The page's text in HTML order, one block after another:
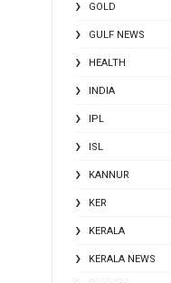
GOLD
GULF NEWS
HEALTH
INDIA
IPL
ISL
KANNUR
KER
KERALA
KERALA NEWS